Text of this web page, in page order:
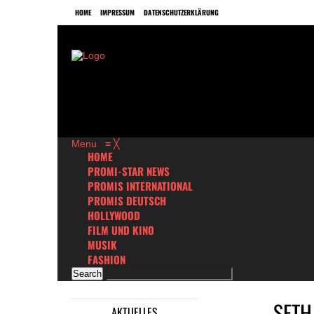
HOME IMPRESSUM DATENSCHUTZERKLÄRUNG
Menu ≡ ╳
HOME
PROMI-STAR NEWS
PROMIS INTERNATIONAL
PROMIS DEUTSCH
HOLLYWOOD
FILM UND KINO
MUSIK
FASHION